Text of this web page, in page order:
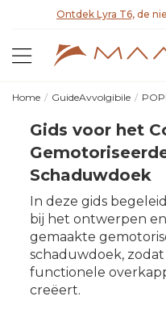
Ontdek Lyra T6,de
Home GuideAvvolgibile
Gids voor het
Schaduwdoek
In deze gids
bij het ontwerpen
gemaakte
schaduwdoek,
functionele
creëert.